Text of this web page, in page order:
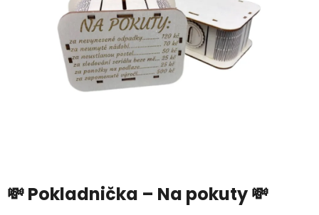
💸 Pokladnička – Na pokuty 💸
hvězdiček.